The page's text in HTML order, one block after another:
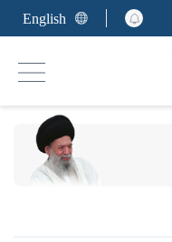
English